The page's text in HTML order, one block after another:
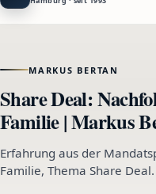
MARKUS BERTAN
Share Deal:
Familie | Markus
Erfahrung aus der
Familie, Thema Share Deal.